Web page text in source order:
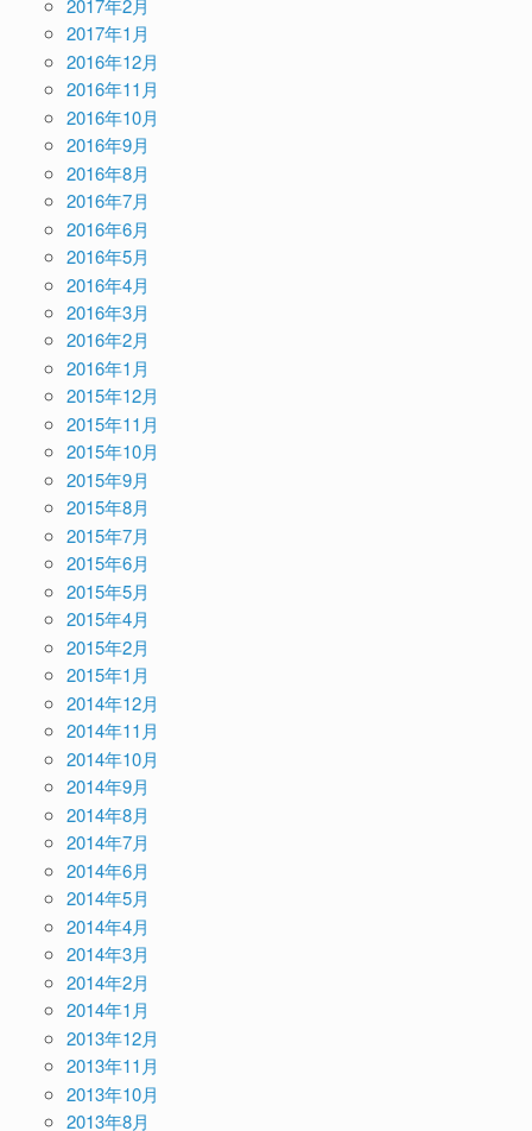
2017年1月
2016年12月
2016年11月
2016年10月
2016年9月
2016年8月
2016年7月
2016年6月
2016年5月
2016年4月
2016年3月
2016年2月
2016年1月
2015年12月
2015年11月
2015年10月
2015年9月
2015年8月
2015年7月
2015年6月
2015年5月
2015年4月
2015年2月
2015年1月
2014年12月
2014年11月
2014年10月
2014年9月
2014年8月
2014年7月
2014年6月
2014年5月
2014年4月
2014年3月
2014年2月
2014年1月
2013年12月
2013年11月
2013年10月
2013年8月